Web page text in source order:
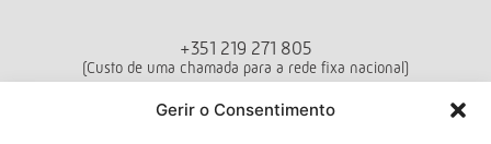
Gerir o Consentimento
+351 219 271 805
(Custo de uma chamada para a rede fixa nacional)
Departamento de Vendas
Seg - Sex das 10h00 às 18h00